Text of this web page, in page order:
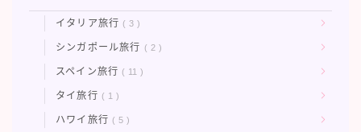
イタリア旅行 3
シンガポール旅行 2
スペイン旅行 11
タイ旅行 1
ハワイ旅行 5